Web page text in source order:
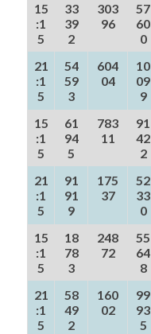
15
:1
5
33
39
2
303
96
57
60
0
21
:1
5
54
59
3
604
04
10
09
9
15
:1
5
61
94
5
783
11
91
42
2
21
:1
5
91
91
9
175
37
52
33
0
15
:1
5
18
78
3
248
72
55
64
8
21
:1
5
58
49
2
160
02
99
93
5